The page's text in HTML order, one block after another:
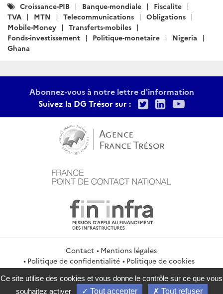
Catégories
:
Croissance-PIB Banque-mondiale
Fiscalite
TVA
MTN Telecommunications
Obligations
Mobile-Money
Transferts-mobiles
Fonds-investissement
Politique-monetaire
Nigeria
Ghana
Abonnez-vous à notre lettre d'information
Suivez la DG Trésor sur :
TwitterLinkedIn
Contact
Mentions légales
Politique de confidentialité
Politique de cookies
Gestion des cookies
Flux RSS
service-public.gouv.fr
legifrance.gouv.fr info.gouv.fr
Ce site utilise des cookies et vous donne le contrôle sur ce que vous
souhaitez activer
Tout accepter Tout refuser